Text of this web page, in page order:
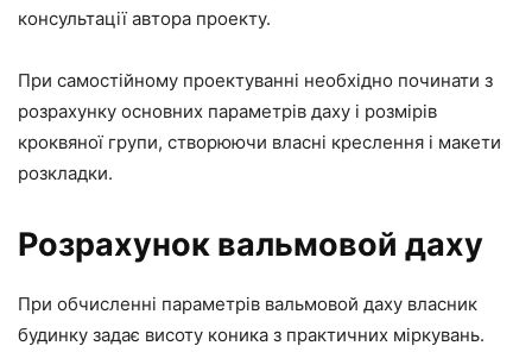
консультації автора проекту.
При самостійному проектуванні необхідно починати з
розрахунку основних параметрів даху і розмірів
кроквяної групи, створюючи власні креслення і макети
розкладки.
Розрахунок вальмовой даху
При обчисленні параметрів вальмовой даху власник
будинку задає висоту коника з практичних міркувань.